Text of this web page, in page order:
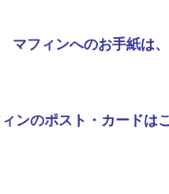
マフィンへのお手紙は
ンのポスト・カードは